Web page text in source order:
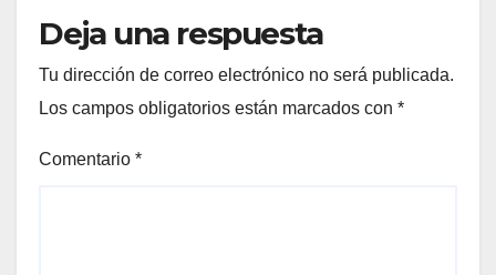
Deja una respuesta
Tu dirección de correo electrónico no será publicada.
Los campos obligatorios están marcados con *
Comentario *